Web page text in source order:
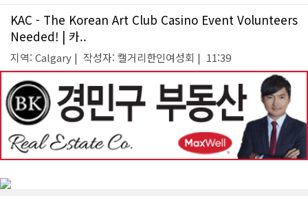
KAC - The Korean Art Club Casino Event Volunteers
Needed! | 카..
지역: Calgary | 작성자: 캘거리한인여성회 | 11:39